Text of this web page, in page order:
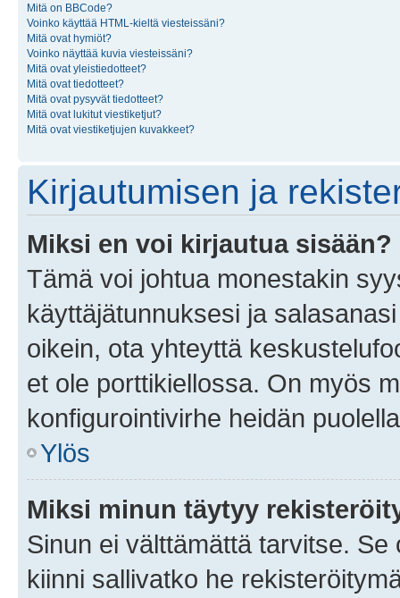
Mitä on BBCode?
Voinko käyttää HTML-kieltä viesteissäni?
Mitä ovat hymiöt?
Voinko näyttää kuvia viesteissäni?
Mitä ovat yleistiedotteet?
Mitä ovat tiedotteet?
Mitä ovat pysyvät tiedotteet?
Mitä ovat lukitut viestiketjut?
Mitä ovat viestiketjujen kuvakkeet?
Kirjautumisen ja
Miksi en voi kirjautua sisään?
Tämä voi johtua monestakin
käyttäjätunnuksesi ja
oikein, ota yhteyttä
et ole porttikiellossa. On myös
konfigurointivirhe heidän
Ylös
Miksi minun täytyy
Sinun ei välttämättä tarvitse.
kiinni sallivatko he